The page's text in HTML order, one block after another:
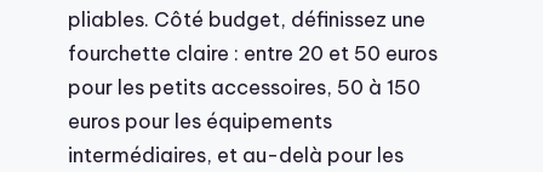
pliables. Côté budget, définissez une
fourchette claire : entre 20 et 50 euros
pour les petits accessoires, 50 à 150
euros pour les équipements
intermédiaires, et au-delà pour les